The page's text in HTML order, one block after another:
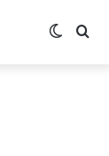
Switch